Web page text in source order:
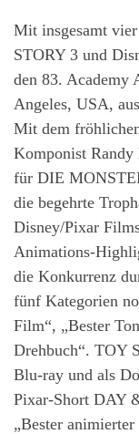
Mit insgesamt
STORY 3 und
den 83. Academy
Angeles, USA,
Mit dem
Komponist Randy
für DIE
die begehrte
Disney/Pixar
Animations-
die Konkurrenz
fünf Kategorien
Film“, „Bester
Drehbuch“. TOY
Blu-ray und als
Pixar-Short DAY
„Bester